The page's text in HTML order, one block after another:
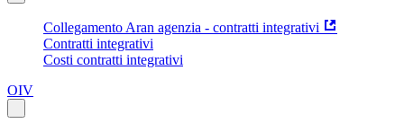
Collegamento Aran agenzia - contratti integrativi
Contratti integrativi
Costi contratti integrativi
OIV